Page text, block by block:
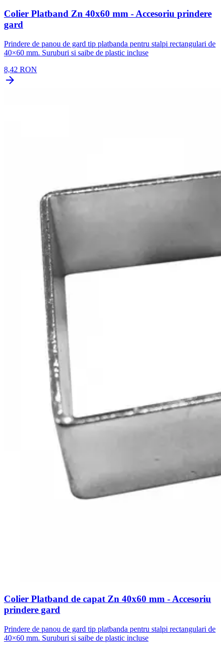
Colier Platband Zn 40x60 mm - Accesoriu prindere
gard
Prindere de panou de gard tip platbanda pentru stalpi rectangulari de
40×60 mm. Suruburi si saibe de plastic incluse
8,42 RON
Colier Platband de capat Zn 40x60 mm - Accesoriu
prindere gard
Prindere de panou de gard tip platbanda pentru stalpi rectangulari de
40×60 mm. Suruburi si saibe de plastic incluse